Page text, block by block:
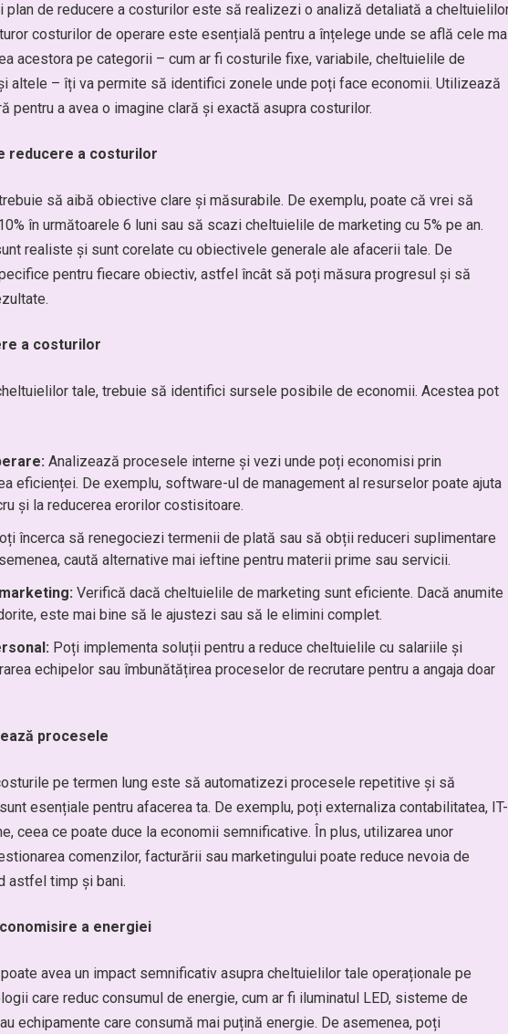
plan de reducere a costurilor este să realizezi o analiză detaliată a
costurilor de operare este esențială pentru a înțelege unde se află cele
acestora pe categorii – cum ar fi costurile fixe, variabile, cheltuielile de
altele – îți va permite să identifici zonele unde poți face economii. Utilizează
pentru a avea o imagine clară și exactă asupra costurilor.
reducere a costurilor
să aibă obiective clare și măsurabile. De exemplu, poate că vrei să
în următoarele 6 luni sau să scazi cheltuielile de marketing cu 5% pe an.
realiste și sunt corelate cu obiectivele generale ale afacerii tale. De
pentru fiecare obiectiv, astfel încât să poți măsura progresul și să
a costurilor
tale, trebuie să identifici sursele posibile de economii. Acestea pot
Analizează procesele interne și vezi unde poți economisi prin
eficienței. De exemplu, software-ul de management al resurselor poate ajuta
și la reducerea erorilor costisitoare.
încerca să renegociezi termenii de plată sau să obții reduceri suplimentare
caută alternative mai ieftine pentru materii prime sau servicii.
Verifică dacă cheltuielile de marketing sunt eficiente. Dacă anumite
este mai bine să le ajustezi sau să le elimini complet.
Poți implementa soluții pentru a reduce cheltuielile cu salariile și
echipelor sau îmbunătățirea proceselor de recrutare pentru a angaja doar
procesele
pe termen lung este să automatizezi procesele repetitive și să
esențiale pentru afacerea ta. De exemplu, poți externaliza contabilitatea, IT-
ceea ce poate duce la economii semnificative. În plus, utilizarea unor
comenzilor, facturării sau marketingului poate reduce nevoia de
astfel timp și bani.
a energiei
avea un impact semnificativ asupra cheltuielilor tale operaționale pe
care reduc consumul de energie, cum ar fi iluminatul LED, sisteme de
echipamente care consumă mai puțină energie. De asemenea, poți